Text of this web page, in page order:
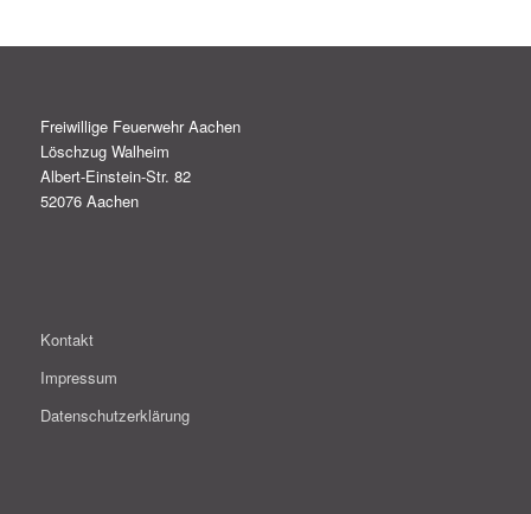
Freiwillige Feuerwehr Aachen
Löschzug Walheim
Albert-Einstein-Str. 82
52076 Aachen
Kontakt
Impressum
Datenschutzerklärung